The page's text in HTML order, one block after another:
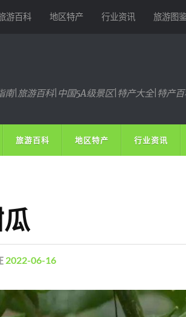
游百科 地区特产 行业资讯 旅游图
南|旅游百科|中国5A级景区|特产大全|特产
旅游百科 地区特产 行业资讯
2022-06-16